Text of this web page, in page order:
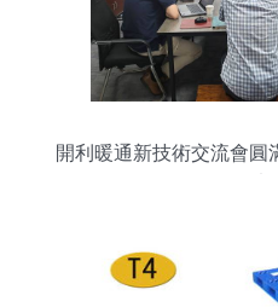
開利暖通新技術交流會圓